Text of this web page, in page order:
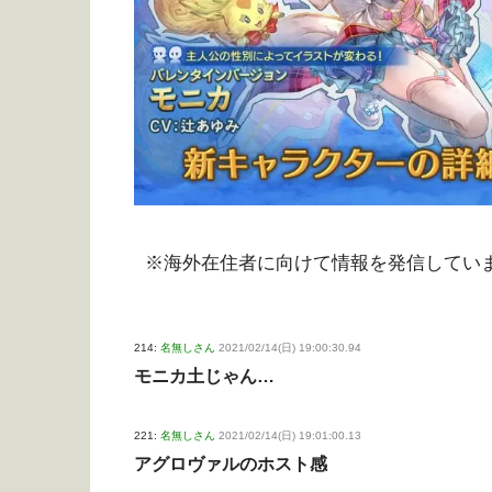
※海外在住者に向けて情報を発信してい
214: 名無しさん 2021/02/14(日) 19:00:30.94
モニカ土じゃん…
221: 名無しさん 2021/02/14(日) 19:01:00.13
アグロヴァルのホスト感